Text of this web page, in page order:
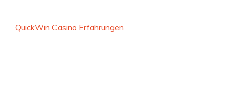
QuickWin Casino Erfahrungen